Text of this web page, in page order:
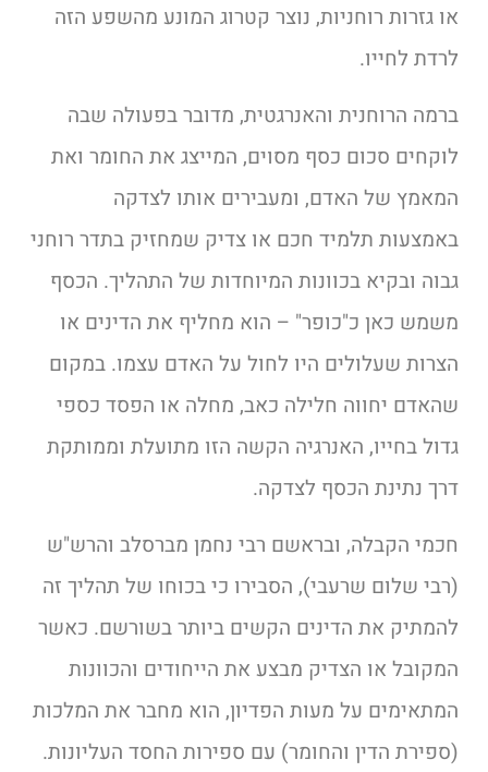
או גזרות רוחניות, נוצר קטרוג המונע מהשפע הזה
לרדת לחייו.
ברמה הרוחנית והאנרגטית, מדובר בפעולה שבה
לוקחים סכום כסף מסוים, המייצג את החומר ואת
המאמץ של האדם, ומעבירים אותו לצדקה
באמצעות תלמיד חכם או צדיק שמחזיק בתדר רוחני
גבוה ובקיא בכוונות המיוחדות של התהליך. הכסף
משמש כאן כ"כופר" – הוא מחליף את הדינים או
הצרות שעלולים היו לחול על האדם עצמו. במקום
שהאדם יחווה חלילה כאב, מחלה או הפסד כספי
גדול בחייו, האנרגיה הקשה הזו מתועלת וממותקת
דרך נתינת הכסף לצדקה.
חכמי הקבלה, ובראשם רבי נחמן מברסלב והרש"ש
(רבי שלום שרעבי), הסבירו כי בכוחו של תהליך זה
להמתיק את הדינים הקשים ביותר בשורשם. כאשר
המקובל או הצדיק מבצע את הייחודים והכוונות
המתאימים על מעות הפדיון, הוא מחבר את המלכות
(ספירת הדין והחומר) עם ספירות החסד העליונות.